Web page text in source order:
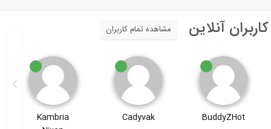
آنلاین مشاهده تمام کاربران
Cadyvak
Kambria
امید بایرامی